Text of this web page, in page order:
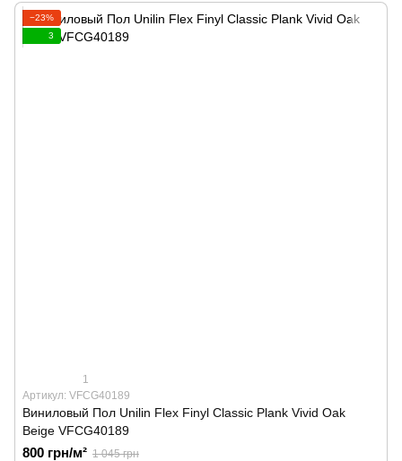
−23%
3
1
Артикул: VFCG40189
Виниловый Пол Unilin Flex Finyl Classic Plank Vivid Oak
Beige VFCG40189
800 грн/м² 1 045 грн